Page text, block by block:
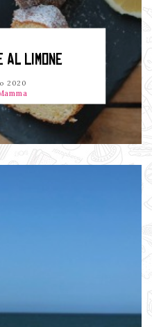
AL LIMONE
2020